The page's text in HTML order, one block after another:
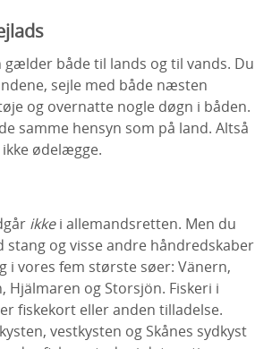
både til lands og til vands. Du
sejle med både næsten
og overnatte nogle døgn i båden.
samme hensyn som på land. Altså
ødelægge.
ikkei allemandsretten. Men du
stang og visse andre håndredskaber
i vores fem største søer: Vänern,
Hjälmaren og Storsjön. Fiskeri i
fiskekort eller anden tilladelse.
vestkysten og Skånes sydkyst